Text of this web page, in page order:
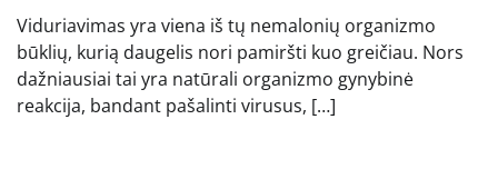
Viduriavimas yra viena iš tų nemalonių organizmo
būklių, kurią daugelis nori pamiršti kuo greičiau. Nors
dažniausiai tai yra natūrali organizmo gynybinė
reakcija, bandant pašalinti virusus, […]